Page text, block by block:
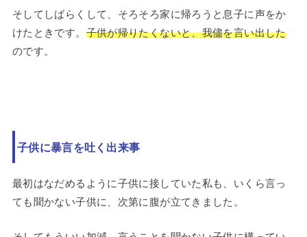
そしてしばらくして、そろそろ家に帰ろうと息子に声をか
けたときです。 子供が帰りたくないと、我儘を言い出した
のです。
子供に暴言を吐く出来事
最初はなだめるように子供に接していた私も、いくら言っ
ても聞かない子供に、次第に腹が立てきました。